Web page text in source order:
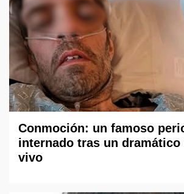
Conmoción: un famoso
internado tras un dramático
vivo